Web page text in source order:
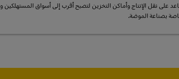
على نقل الإنتاج وأماكن التخزين لتصبح أقرب إلى أسواق
بصناعة الموضة.